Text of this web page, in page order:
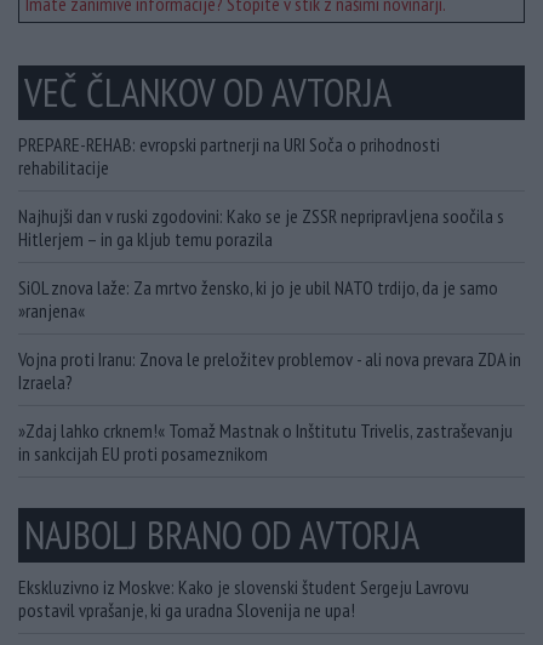
VEČ ČLANKOV OD AVTORJA
PREPARE-REHAB: evropski partnerji na URI Soča o prihodnosti
rehabilitacije
Najhujši dan v ruski zgodovini: Kako se je ZSSR nepripravljena soočila s
Hitlerjem – in ga kljub temu porazila
SiOL znova laže: Za mrtvo žensko, ki jo je ubil NATO trdijo, da je samo
»ranjena«
Vojna proti Iranu: Znova le preložitev problemov - ali nova prevara ZDA in
Izraela?
»Zdaj lahko crknem!« Tomaž Mastnak o Inštitutu Trivelis, zastraševanju
in sankcijah EU proti posameznikom
NAJBOLJ BRANO OD AVTORJA
Ekskluzivno iz Moskve: Kako je slovenski študent Sergeju Lavrovu
postavil vprašanje, ki ga uradna Slovenija ne upa!